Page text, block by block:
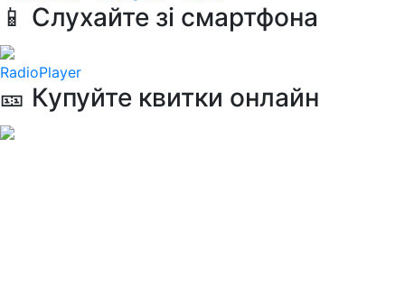
📱 Слухайте зі смартфона
RadioPlayer
🎫 Купуйте квитки онлайн